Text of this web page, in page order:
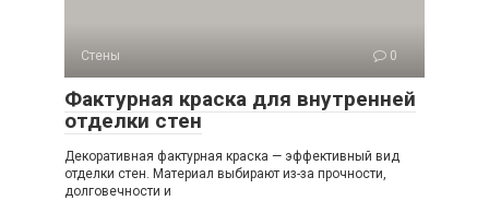
Стены 0
Фактурная краска для внутренней
отделки стен
Декоративная фактурная краска — эффективный вид
отделки стен. Материал выбирают из-за прочности,
долговечности и